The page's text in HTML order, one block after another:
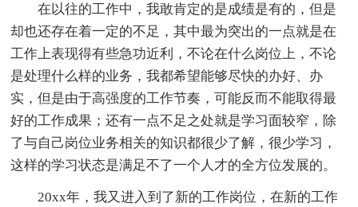
在以往的工作中，我敢肯定的是成绩是有的，但是
却也还存在着一定的不足，其中最为突出的一点就是在
工作上表现得有些急功近利，不论在什么岗位上，不论
是处理什么样的业务，我都希望能够尽快的办好、办
实，但是由于高强度的工作节奏，可能反而不能取得最
好的工作成果；还有一点不足之处就是学习面较窄，除
了与自己岗位业务相关的知识都很少了解，很少学习，
这样的学习状态是满足不了一个人才的全方位发展的。
20xx年，我又进入到了新的工作岗位，在新的工作